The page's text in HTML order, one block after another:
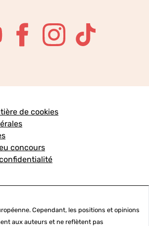
de cookies
concours
Cependant, les positions et opinions
aux auteurs et ne reflètent pas